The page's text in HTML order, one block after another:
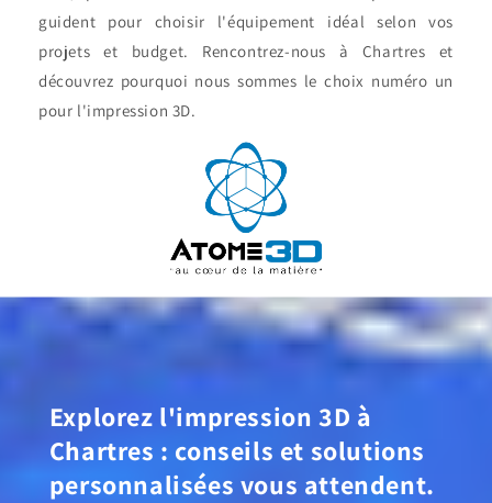
guident pour choisir l'équipement idéal selon vos
projets et budget. Rencontrez-nous à Chartres et
découvrez pourquoi nous sommes le choix numéro un
pour l'impression 3D.
Explorez l'impression 3D à
Chartres : conseils et solutions
personnalisées vous attendent.